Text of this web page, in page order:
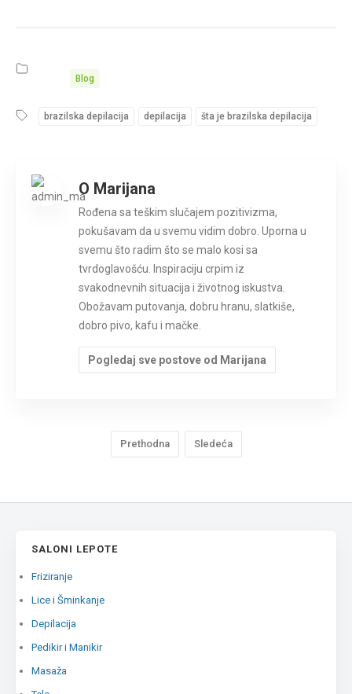
Blog
brazilska depilacija depilacija šta je brazilska depilacija
O Marijana
Rođena sa teškim slučajem pozitivizma,
pokušavam da u svemu vidim dobro. Uporna u
svemu što radim što se malo kosi sa
tvrdoglavošću. Inspiraciju crpim iz
svakodnevnih situacija i životnog iskustva.
Obožavam putovanja, dobru hranu, slatkiše,
dobro pivo, kafu i mačke.
Pogledaj sve postove od Marijana
Prethodna Sledeća
SALONI LEPOTE
Friziranje
Lice i Šminkanje
Depilacija
Pedikir i Manikir
Masaža